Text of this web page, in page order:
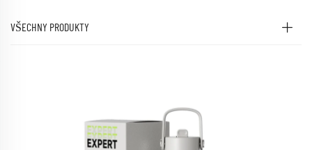
VŠECHNY PRODUKTY